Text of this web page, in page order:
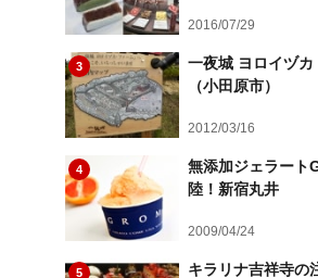
2016/07/29
3
一夜城 ヨロイヅカ
（小田原市）
2012/03/16
4
無添加ジェラート
陸！新宿丸井
2009/04/24
5
キラリナ吉祥寺の